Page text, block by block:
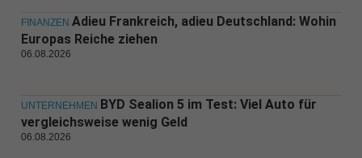
FINANZEN Adieu Frankreich, adieu Deutschland: Wohin
Europas Reiche ziehen
06.08.2026
UNTERNEHMEN BYD Sealion 5 im Test: Viel Auto für
vergleichsweise wenig Geld
06.08.2026